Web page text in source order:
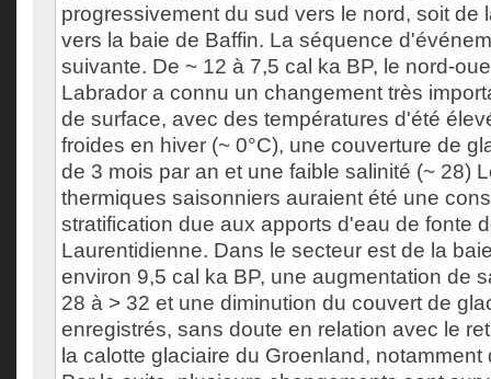
progressivement du sud vers le nord, soit de
vers la baie de Baffin. La séquence
suivante. De ~ 12 à 7,5 cal ka BP, le nord-
Labrador a connu un changement très
de surface, avec des températures d'été
froides en hiver (~ 0°C), une couverture de
de 3 mois par an et une faible salinité (~ 28)
thermiques saisonniers auraient été une
stratification due aux apports d'eau de fonte
Laurentidienne. Dans le secteur est de la
environ 9,5 cal ka BP, une augmentation de
28 à > 32 et une diminution du couvert de
enregistrés, sans doute en relation avec le
la calotte glaciaire du Groenland,